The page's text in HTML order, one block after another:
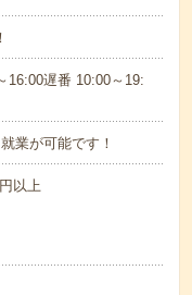
16:00遅番 10:00～19:
業が可能です！
以上